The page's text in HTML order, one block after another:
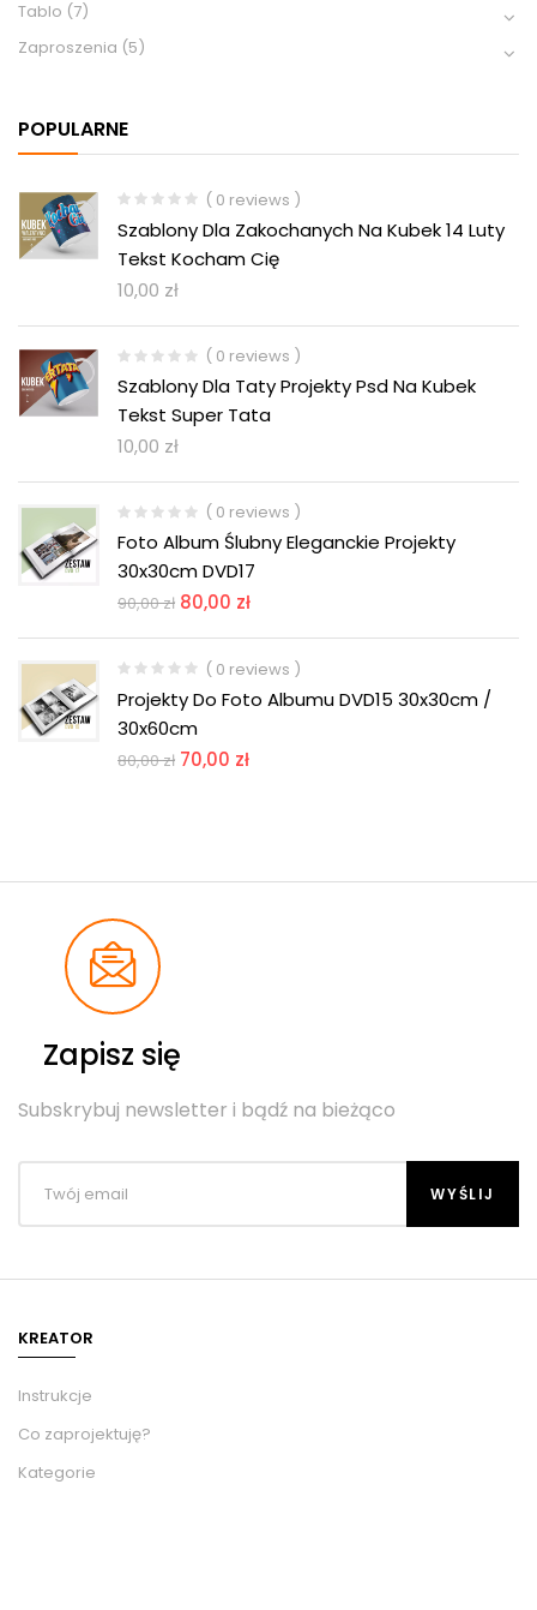
Tablo (7)
Zaproszenia (5)
POPULARNE
( 0 reviews )
Szablony Dla Zakochanych Na Kubek 14 Luty
Tekst Kocham Cię
10,00 zł
( 0 reviews )
Szablony Dla Taty Projekty Psd Na Kubek
Tekst Super Tata
10,00 zł
( 0 reviews )
Foto Album Ślubny Eleganckie Projekty
30x30cm DVD17
90,00zł 80,00 zł
( 0 reviews )
Projekty Do Foto Albumu DVD15 30x30cm /
30x60cm
80,00zł 70,00 zł
Zapisz się
Subskrybuj newsletter i bądź na bieżąco
KREATOR
Instrukcje
Co zaprojektuję?
Kategorie